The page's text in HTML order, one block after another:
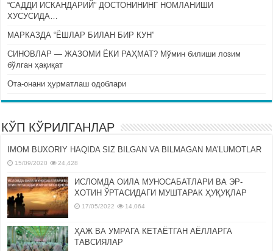
“САДДИ ИСКАНДАРИЙ” ДОСТОНИНИНГ НОМЛАНИШИ
ХУСУСИДА…
МАРКАЗДА “ЁШЛАР БИЛАН БИР КУН”
СИНОВЛАР — ЖАЗОМИ ЁКИ РАҲМАТ? Мўмин билиши лозим
бўлган ҳақиқат
Ота-онани ҳурматлаш одоблари
КЎП КЎРИЛГАНЛАР
IMOM BUXORIY HAQIDA SIZ BILGAN VA BILMAGAN MA’LUMOTLAR
15/09/2020 24,428
ИСЛОМДА ОИЛА МУНОСАБАТЛАРИ ВА ЭР-
ХОТИН ЎРТАСИДАГИ МУШТАРАК ҲУҚУҚЛАР
17/05/2022 14,064
ҲАЖ ВА УМРАГА КЕТАЁТГАН АЁЛЛАРГА
ТАВСИЯЛАР